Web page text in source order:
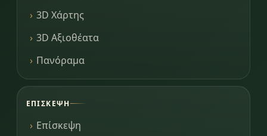
3D Χάρτης
3D Αξιοθέατα
Πανόραμα
ΕΠΊΣΚΕΨΗ
Επίσκεψη